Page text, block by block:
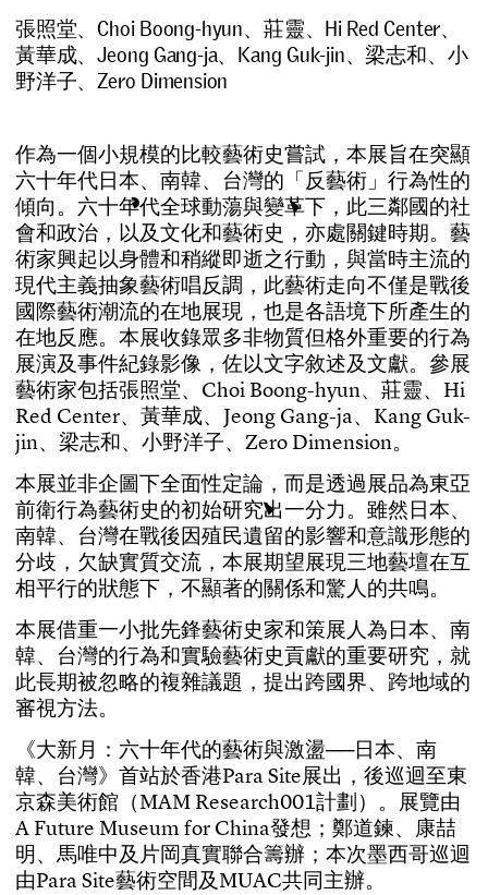
張照堂、Choi Boong-hyun、莊靈、Hi Red Center、
黃華成、Jeong Gang-ja、Kang Guk-jin、梁志和、小
野洋子、Zero Dimension
作為一個小規模的比較藝術史嘗試 ， 本展旨在突顯
六十年代日本、 南韓、 台灣的 「反藝術 」 行為性的
傾向 。 六十年代全球動蕩與變革下 ， 此三鄰國的社
會和政治 ， 以及文化和藝術史 ， 亦處關鍵時期。 藝
術家興起以身體和稍縱即逝之行動 ， 與當時主流的
現代主義抽象藝術唱反調 ， 此藝術走向不僅是戰後
國際藝術潮流的在地展現 ， 也是各語境下所產生的
在地反 應。 本展收錄眾多非物質但格外重要的行為
展演及事件紀錄影像 ， 佐以文字敘述及文獻。 參展
藝術家包括張照堂、 Choi Boong-hyun、 莊靈、 Hi
Red Center、 黃華成、 Jeong Gang-ja、 Kang Guk-
jin、 梁志和、 小野洋子、 Zero Dimension。
本展並非企圖下全面性定論 ， 而是透過展品為東亞
前衛行為藝術史的初始研究出一分力。 雖然日本、
南韓、 台灣在戰後因殖民遺留的影響和意識形態的
分歧 ， 欠缺實質交流 ， 本展期望展現三地藝壇在互
相平行的狀態下 ， 不顯著的關係和驚人的共鳴。
本展借重一小批先鋒藝術史家和策展人為日本、 南
韓、 台灣的行為和實驗藝術史貢獻的重要研究 ， 就
此長期被忽略的複雜議題 ， 提出跨國界、 跨地域的
審視方法。
《大新月 ： 六十年代的藝術與激盪──日本、 南
韓、 台灣》 首站於香港Para Site展出 ， 後巡迴至東
京森美術館 （MAM Research001計劃） 。 展覽由
A Future Museum for China發想 ； 鄭道鍊、 康喆
明、 馬唯中及 片岡真實聯合籌辦 ； 本次墨西哥巡迴
由Para Site藝術空間及MUAC共同主辦。